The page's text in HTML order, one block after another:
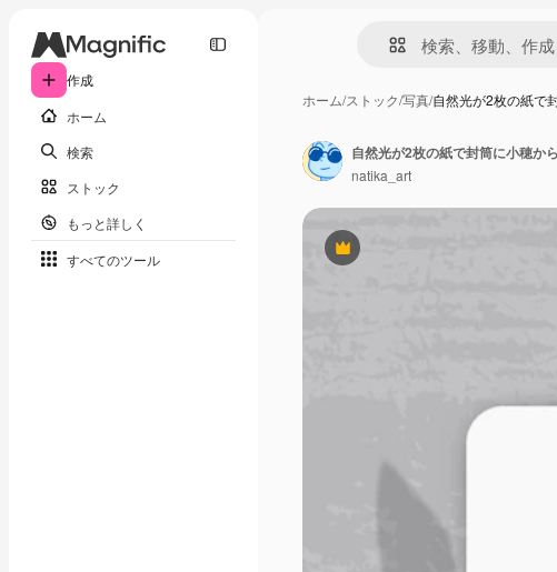
作成
ホーム
検索
ストック
もっと詳しく
すべてのツール
ホーム/ストック/写真/自然光が2枚の紙で
Premium
自然光が2枚の紙で封筒に小穂か
natika_art